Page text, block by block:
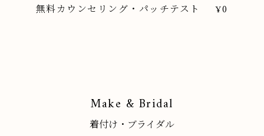
無料カウンセリング・パッチテスト ¥0
Make & Bridal
着付け・ブライダル